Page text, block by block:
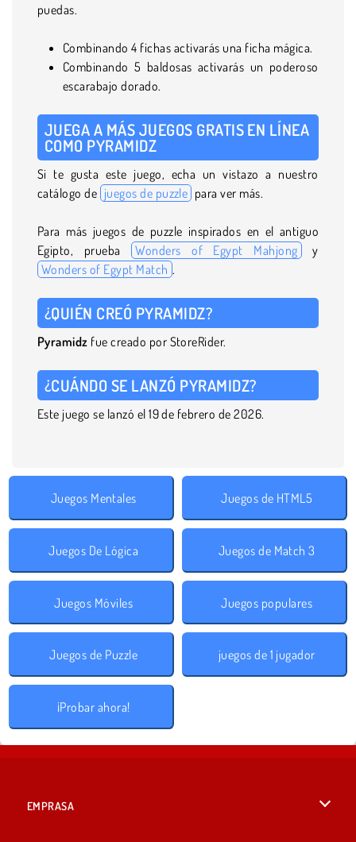
puedas.
Combinando 4 fichas activarás una ficha mágica.
Combinando 5 baldosas activarás un poderoso
escarabajo dorado.
JUEGA A MÁS JUEGOS GRATIS EN LÍNEA
COMO PYRAMIDZ
Si te gusta este juego, echa un vistazo a nuestro
catálogo de juegos de puzzle para ver más.
Para más juegos de puzzle inspirados en el antiguo
Egipto, prueba Wonders of Egypt Mahjong y
Wonders of Egypt Match .
¿QUIÉN CREÓ PYRAMIDZ?
Pyramidz fue creado por StoreRider.
¿CUÁNDO SE LANZÓ PYRAMIDZ?
Este juego se lanzó el 19 de febrero de 2026.
Juegos Mentales Juegos de HTML5
Juegos De Lógica Juegos de Match 3
Juegos Móviles Juegos populares
Juegos de Puzzle juegos de 1 jugador
¡Probar ahora!
EMPRASA